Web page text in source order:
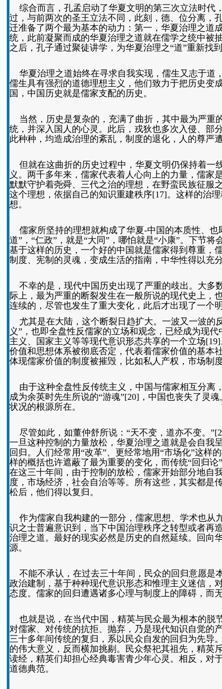
综合而言，孔孟启动了华夏文明的第三次立法时代
过，与前两次的圣王立法不同，此刻，德、位分离，
迁准备了两个最为基本的动力：第一，华夏治理之道
统，此前凝聚而成的华夏治理之道就在儒学之统中被
之后，孔子通过聚徒讲学，为华夏治理之“道”重新找
华夏治理之道始终在寻求自我实现，儒生又志于道
儒生具有强烈的道德理想主义，他们致力于把历史变
国，中国历史就是儒家支配的历史。
当然，历史是复杂的，充满了曲折，其中最为严重
统，并深入国人的心灵。此后，戎狄也多次入侵、部
此种种，均造成治理的紊乱，制度的退化，人的尊严
但就在这曲折的历史过程中，华夏文明仍保持着一
义。两千多年来，儒家代表着人心向上的力量，儒家
默默守护着尧舜、三代之治的理想，在野蛮民族征服
这个理想，依据自己的知识重建秩序[17]。这样的治
想。
儒家所坚持的理想就构成了华夏-中国的本质性、也
道”，“仁政”，就是“大同”，哪怕就是“小康”。下节
基于这样的历史，一个好的中国就是儒家得到尊重，
制度、宪制的灵魂，变成生活的指南，中华性得以充
不幸的是，现代中国历史出现了严重的歧出。大多
际上，最为严重的断裂发生在一般所说的现代史上，
连续的，尽管也发生了重大变化，此后才出现了一个
尤其是在大陆，这个断裂日趋扩大。一波又一波的
义”，也即全盘性反儒家的立场和观念，已经成为现
主义、国家主义等等现代意识形态共享的一个立场
价值和思想体系被彻底否定，代表着儒家价值的基本
体现儒家价值的制度被摧毁，比如私人产权，市场制
由于这种全盘性反传统主义，中国与儒家相互分离
成为余英时先生所说的“游魂”[20]，中国也丧失了灵
状况的根源所在。
尽管如此，如董仲舒所说：“天不变，道亦不变。
一旦这种控制的力量放松，华夏治理之道就是会自我
回归。人们经常用“改革”、更经常地用“市场化”这
样的概括也许遮蔽了最为重要的变化，而传统“回归
在这三十年间，由于控制的放松，儒家开始部分地自
度，市场经济，社会自治等等。所有这些，其实都是
松后，他们得以复归。
作为儒家自我构建的一部分，儒家思想、学术也从
识之士普遍意识到，当下中国治理秩序之转型或者再
治理之道。最好的现实必然是历史的自然延续。回向
源。
不能不承认，在过去三十年间，民众的回归意愿是
政治建制，基于种种现代意识形态和惟理主义迷信，
态度。儒家的回归遭遇诸多心理与制度上的障碍，而
也就是说，在当代中国，精英与民众最为根本的脱
对儒家、对传统的抗拒、抛弃，乃是现代知识自觉的
三十多年间传统的复归，系以民众自发的回归为先导
的伟大意义，反而横加挑剔。民众祭祀其祖先，精英
读经，精英们却担心经典毒害青少年心灵。相反，对
道德典范。